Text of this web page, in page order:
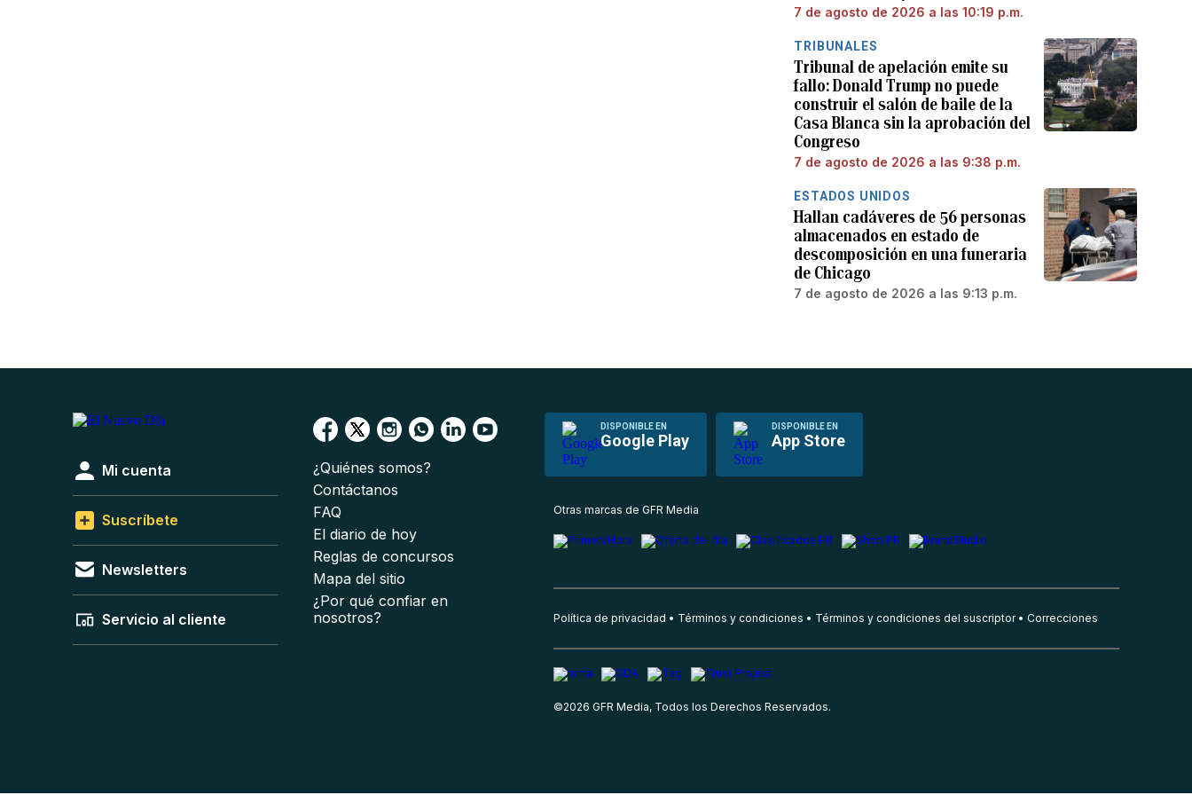
7 de agosto de 2026 a las 10:19 p.m.
TRIBUNALES
Tribunal de apelación emite su
fallo: Donald Trump no puede
construir el salón de baile de la
Casa Blanca sin la aprobación del
Congreso
7 de agosto de 2026 a las 9:38 p.m.
ESTADOS UNIDOS
Hallan cadáveres de 56 personas
almacenados en estado de
descomposición en una funeraria
de Chicago
7 de agosto de 2026 a las 9:13 p.m.
DISPONIBLE EN
Google Play
DISPONIBLE EN
App Store
Mi cuenta
Suscríbete
Newsletters
Servicio al cliente
¿Quiénes somos?
Contáctanos
FAQ
El diario de hoy
Reglas de concursos
Mapa del sitio
¿Por qué confiar en
nosotros?
Otras marcas de GFR Media
Política de privacidad Términos y condiciones Términos y condiciones del suscriptor Correcciones
©2026 GFR Media, Todos los Derechos Reservados.